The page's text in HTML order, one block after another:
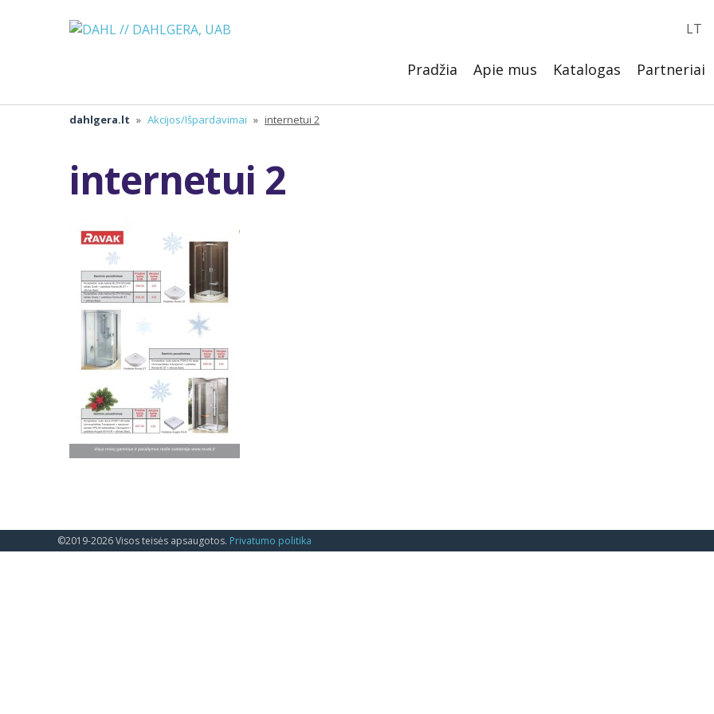
LT
Pradžia Apie mus Katalogas Partneriai
dahlgera.lt » Akcijos/Išpardavimai » internetui 2
internetui 2
©2019-2026 Visos teisės apsaugotos. Privatumo politika